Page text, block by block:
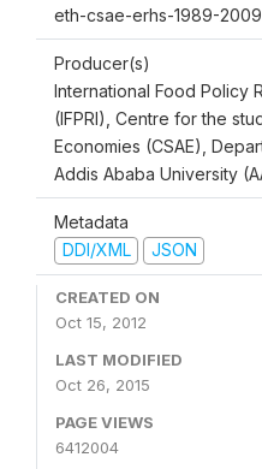
eth-csae-erhs-1989-
Producer(s)
International Food Policy
(IFPRI), Centre for the
Economies (CSAE),
Addis Ababa University
Metadata
DDI/XML
JSON
CREATED ON
Oct 15, 2012
LAST MODIFIED
Oct 26, 2015
PAGE VIEWS
6412004